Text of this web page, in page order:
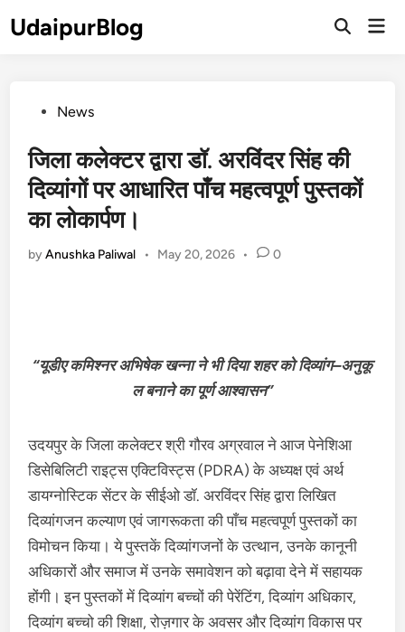
toUdaipurBlog
Open
PostedNews
जिला कलेक्टर द्वारा डॉ. अरविंदर सिंह की
दिव्यांगों पर आधारित पाँच महत्वपूर्ण पुस्तकों
का लोकार्पण।
byAnushka Paliwal • May 20, 2026 • 0
“यूडीए कमिश्नर अभिषेक खन्ना ने भी दिया शहर को दिव्यांग–अनुकू
ल बनाने का पूर्ण आश्वासन”
उदयपुर के जिला कलेक्टर श्री गौरव अग्रवाल ने आज पेनेशिआ
डिसेबिलिटी राइट्स एक्टिविस्ट्स (PDRA) के अध्यक्ष एवं अर्थ
डायग्नोस्टिक सेंटर के सीईओ डॉ. अरविंदर सिंह द्वारा लिखित
दिव्यांगजन कल्याण एवं जागरूकता की पाँच महत्वपूर्ण पुस्तकों का
विमोचन किया। ये पुस्तकें दिव्यांगजनों के उत्थान, उनके कानूनी
अधिकारों और समाज में उनके समावेशन को बढ़ावा देने में सहायक
होंगी। इन पुस्तकों में दिव्यांग बच्चों की पेरेंटिंग, दिव्यांग अधिकार,
दिव्यांग बच्चो की शिक्षा, रोज़गार के अवसर और दिव्यांग विकास पर